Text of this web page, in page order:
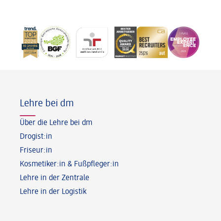
Lehre bei dm
Über die Lehre bei dm
Drogist:in
Friseur:in
Kosmetiker:in & Fußpfleger:in
Lehre in der Zentrale
Lehre in der Logistik